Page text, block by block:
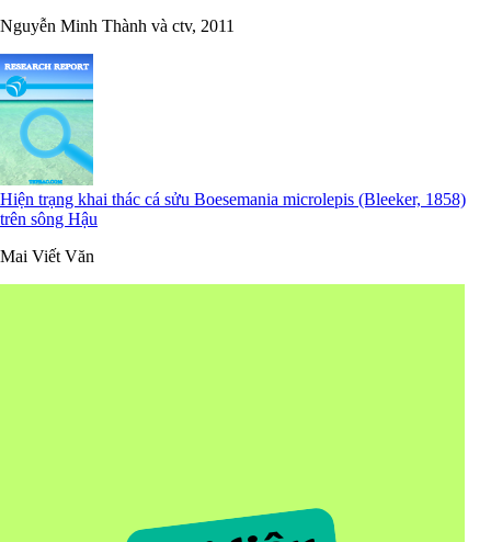
Nguyễn Minh Thành và ctv, 2011
Hiện trạng khai thác cá sửu Boesemania microlepis (Bleeker, 1858)
trên sông Hậu
Mai Viết Văn